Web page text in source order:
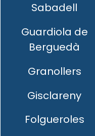
Sabadell
Guardiola de
Berguedà
Granollers
Gisclareny
Folgueroles